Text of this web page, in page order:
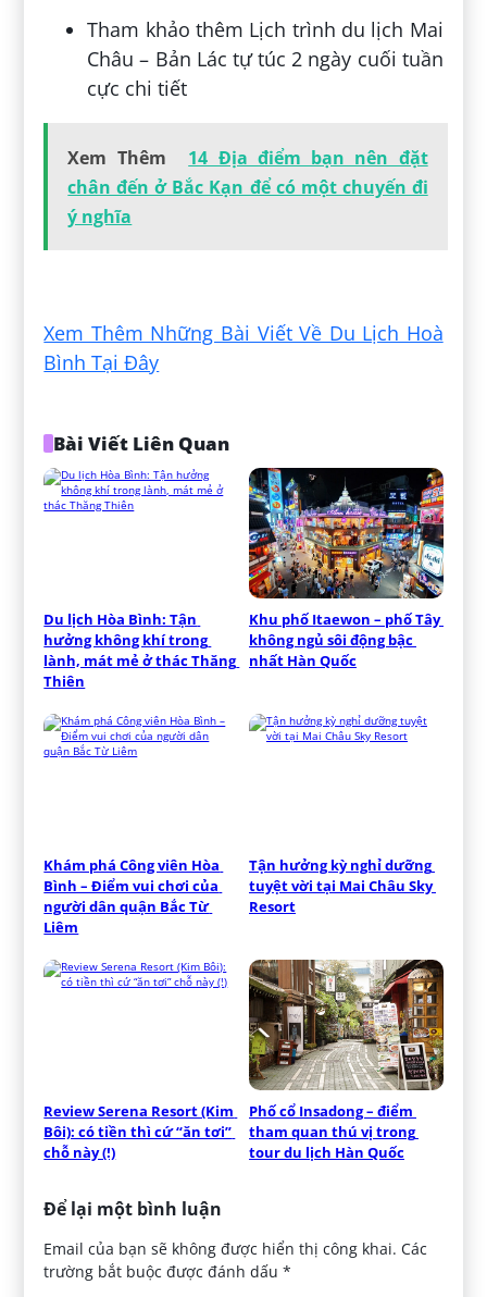
Tham khảo thêm Lịch trình du lịch Mai
Châu – Bản Lác tự túc 2 ngày cuối tuần
cực chi tiết
Xem Thêm
14 Địa điểm bạn nên đặt
chân đến ở Bắc Kạn để có một chuyến đi
ý nghĩa
Xem Thêm Những Bài Viết Về Du Lịch Hoà
Bình Tại Đây
Bài Viết Liên Quan
Du lịch Hòa Bình: Tận
hưởng không khí trong
lành, mát mẻ ở thác Thăng
Thiên
Khu phố Itaewon – phố Tây
không ngủ sôi động bậc
nhất Hàn Quốc
Khám phá Công viên Hòa
Bình – Điểm vui chơi của
người dân quận Bắc Từ
Liêm
Tận hưởng kỳ nghỉ dưỡng
tuyệt vời tại Mai Châu Sky
Resort
Review Serena Resort (Kim
Bôi): có tiền thì cứ “ăn tơi”
chỗ này (!)
Phố cổ Insadong – điểm
tham quan thú vị trong
tour du lịch Hàn Quốc
Để lại một bình luận
Email của bạn sẽ không được hiển thị công khai. Các
trường bắt buộc được đánh dấu*